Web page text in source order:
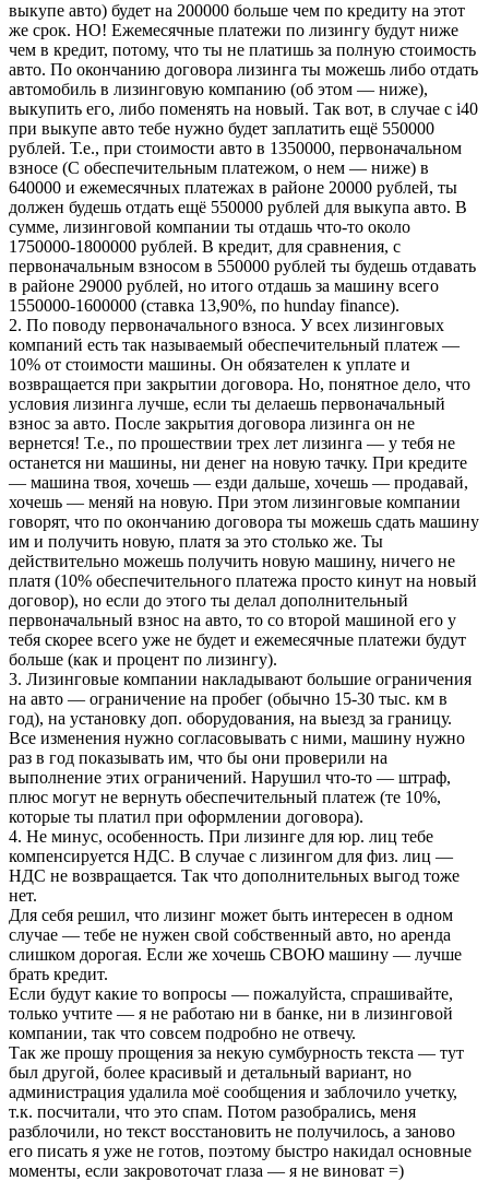
выкупе авто) будет на 200000 больше чем по кредиту на этот
же срок. НО! Ежемесячные платежи по лизингу будут ниже
чем в кредит, потому, что ты не платишь за полную стоимость
авто. По окончанию договора лизинга ты можешь либо отдать
автомобиль в лизинговую компанию (об этом — ниже),
выкупить его, либо поменять на новый. Так вот, в случае с i40
при выкупе авто тебе нужно будет заплатить ещё 550000
рублей. Т.е., при стоимости авто в 1350000, первоначальном
взносе (С обеспечительным платежом, о нем — ниже) в
640000 и ежемесячных платежах в районе 20000 рублей, ты
должен будешь отдать ещё 550000 рублей для выкупа авто. В
сумме, лизинговой компании ты отдашь что-то около
1750000-1800000 рублей. В кредит, для сравнения, с
первоначальным взносом в 550000 рублей ты будешь отдавать
в районе 29000 рублей, но итого отдашь за машину всего
1550000-1600000 (ставка 13,90%, по hunday finance).
2. По поводу первоначального взноса. У всех лизинговых
компаний есть так называемый обеспечительный платеж —
10% от стоимости машины. Он обязателен к уплате и
возвращается при закрытии договора. Но, понятное дело, что
условия лизинга лучше, если ты делаешь первоначальный
взнос за авто. После закрытия договора лизинга он не
вернется! Т.е., по прошествии трех лет лизинга — у тебя не
останется ни машины, ни денег на новую тачку. При кредите
— машина твоя, хочешь — езди дальше, хочешь — продавай,
хочешь — меняй на новую. При этом лизинговые компании
говорят, что по окончанию договора ты можешь сдать машину
им и получить новую, платя за это столько же. Ты
действительно можешь получить новую машину, ничего не
платя (10% обеспечительного платежа просто кинут на новый
договор), но если до этого ты делал дополнительный
первоначальный взнос на авто, то со второй машиной его у
тебя скорее всего уже не будет и ежемесячные платежи будут
больше (как и процент по лизингу).
3. Лизинговые компании накладывают большие ограничения
на авто — ограничение на пробег (обычно 15-30 тыс. км в
год), на установку доп. оборудования, на выезд за границу.
Все изменения нужно согласовывать с ними, машину нужно
раз в год показывать им, что бы они проверили на
выполнение этих ограничений. Нарушил что-то — штраф,
плюс могут не вернуть обеспечительный платеж (те 10%,
которые ты платил при оформлении договора).
4. Не минус, особенность. При лизинге для юр. лиц тебе
компенсируется НДС. В случае с лизингом для физ. лиц —
НДС не возвращается. Так что дополнительных выгод тоже
нет.
Для себя решил, что лизинг может быть интересен в одном
случае — тебе не нужен свой собственный авто, но аренда
слишком дорогая. Если же хочешь СВОЮ машину — лучше
брать кредит.
Если будут какие то вопросы — пожалуйста, спрашивайте,
только учтите — я не работаю ни в банке, ни в лизинговой
компании, так что совсем подробно не отвечу.
Так же прошу прощения за некую сумбурность текста — тут
был другой, более красивый и детальный вариант, но
администрация удалила моё сообщения и заблочило учетку,
т.к. посчитали, что это спам. Потом разобрались, меня
разблочили, но текст восстановить не получилось, а заново
его писать я уже не готов, поэтому быстро накидал основные
моменты, если закровоточат глаза — я не виноват =)